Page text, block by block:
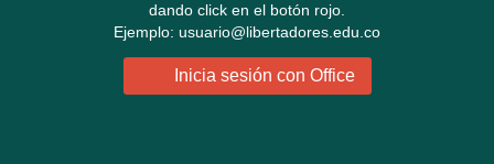
dando click en el botón rojo.
Ejemplo: usuario@libertadores.edu.co
Inicia sesión con Office